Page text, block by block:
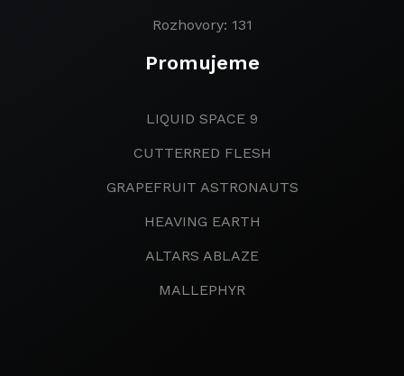
Rozhovory: 131
Promujeme
LIQUID SPACE 9
CUTTERRED FLESH
GRAPEFRUIT ASTRONAUTS
HEAVING EARTH
ALTARS ABLAZE
MALLEPHYR